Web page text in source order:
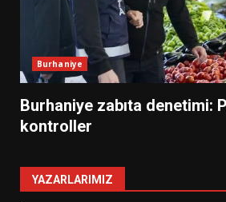
Burhaniye
Burhaniye zabıta denetimi:
kontroller
YAZARLARIMIZ